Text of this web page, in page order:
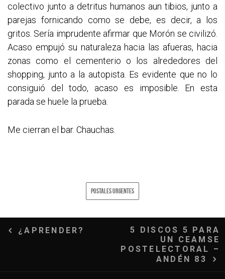
colectivo junto a detritus humanos aun tibios, junto a
parejas fornicando como se debe, es decir, a los
gritos. Sería imprudente afirmar que Morón se civilizó.
Acaso empujó su naturaleza hacia las afueras, hacia
zonas como el cementerio o los alrededores del
shopping, junto a la autopista. Es evidente que no lo
consiguió del todo, acaso es imposible. En esta
parada se huele la prueba.
Me cierran el bar. Chauchas.
POSTALES URGENTES
Navegación
¿APRENDER?
5 DISCOS 5 PARA
UN CEAMSE
POSTELECTORAL –
ANDÉN 83